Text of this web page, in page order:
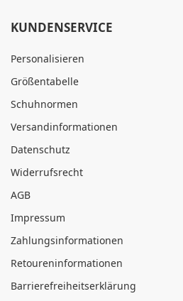
KUNDENSERVICE
Personalisieren
Größentabelle
Schuhnormen
Versandinformationen
Datenschutz
Widerrufsrecht
AGB
Impressum
Zahlungsinformationen
Retoureninformationen
Barrierefreiheitserklärung